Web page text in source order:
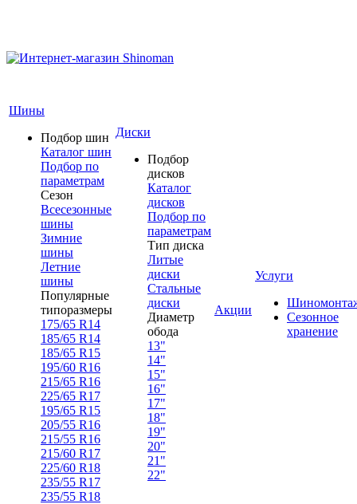
Шины
Подбор шин
Каталог шин
Подбор по
параметрам
Сезон
Всесезонные
шины
Зимние
шины
Летние
шины
Популярные
типоразмеры
175/65 R14
185/65 R14
185/65 R15
195/60 R16
215/65 R16
225/65 R17
195/65 R15
205/55 R16
215/55 R16
215/60 R17
225/60 R18
235/55 R17
235/55 R18
Диски
Подбор
дисков
Каталог
дисков
Подбор по
параметрам
Тип диска
Литые
диски
Стальные
диски
Диаметр
обода
13"
14"
15"
16"
17"
18"
19"
20"
21"
22"
Акции
Услуги
Сезонное
хранение